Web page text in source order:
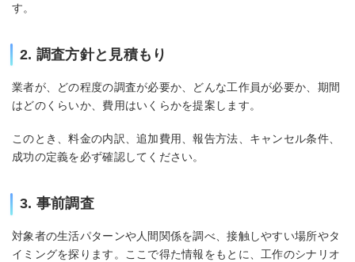
す。
2. 調査方針と見積もり
業者が、どの程度の調査が必要か、どんな工作員が必要か、期間
はどのくらいか、費用はいくらかを提案します。
このとき、料金の内訳、追加費用、報告方法、キャンセル条件、
成功の定義を必ず確認してください。
3. 事前調査
対象者の生活パターンや人間関係を調べ、接触しやすい場所やタ
イミングを探ります。ここで得た情報をもとに、工作のシナリオ